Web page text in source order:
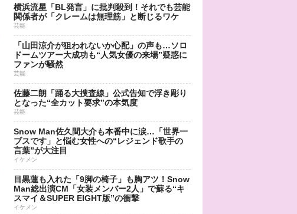
横浜流星「BL発言」に批判殺到！それでも芸能
関係者が「クレームは無理筋」と断じるワケ
芸能
「山田涼介が狙われないか心配」の声も…ソロ
ドームツアー大成功も“人気女優の来場”疑惑に
ファンが騒然
芸能
佐藤二朗「踊る大捜査線」公式告知で浮き彫り
となった“全カット要求”の本気度
芸能
Snow Man佐久間大介も本番中に涙…「世界一
ブスです」と悩む女性への“レジェンド歌手の
言葉”が大注目
イケメン
目黒蓮も入れた「9脚の椅子」も胸アツ！Snow
Man総出演CM「女装メンバー2人」で蘇る“キ
スマイ＆SUPER EIGHT版”の衝撃
イケメン